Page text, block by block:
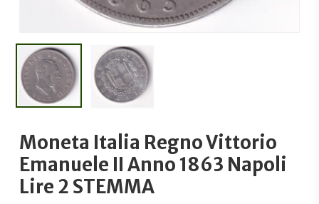
Moneta Italia Regno Vittorio
Emanuele II Anno 1863 Napoli
Lire 2 STEMMA